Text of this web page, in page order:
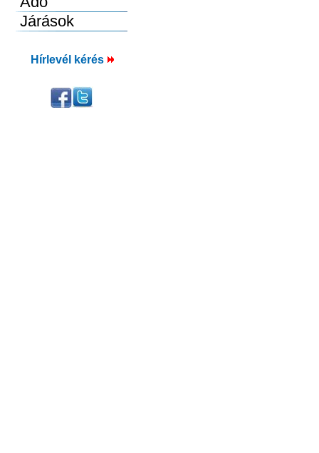
Hírlevél kérés